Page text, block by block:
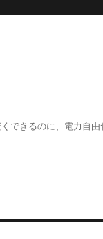
できるのに、電力自